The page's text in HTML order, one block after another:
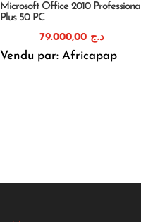
Microsoft Office 2010 Professional
Plus 50 PC
د.ج 79.000,00
Vendu par: Africapap